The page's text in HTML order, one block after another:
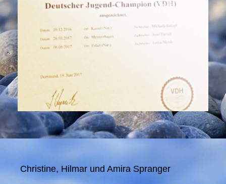
Christine, Hilmar und Amira Spranger